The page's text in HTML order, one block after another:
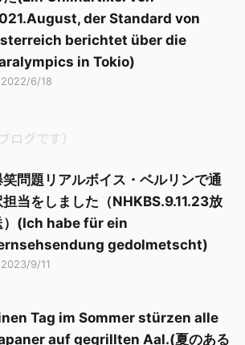
der Standard von
berichtet über die
in Tokio)
2022/6/18
笑問題リアルボイス・ベルリンで通
担当をしました（NHKBS.9.11.23放
）(Ich habe für ein
gedolmetscht)
2023/9/11
Tag im Sommer stürzen alle
auf gegrillten Aal.(夏のある